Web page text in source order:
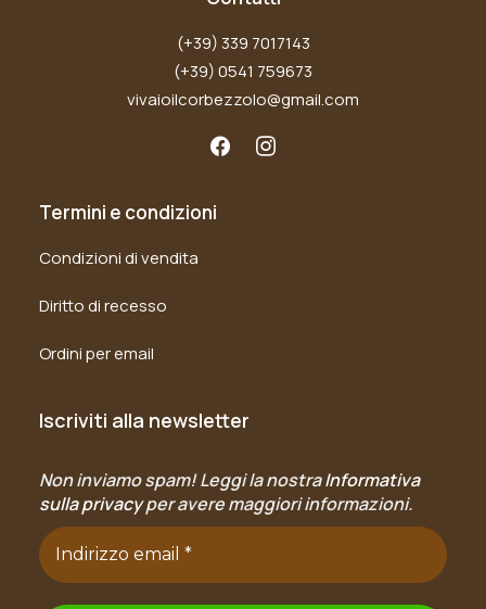
(+39) 339 7017143
(+39) 0541 759673
vivaioilcorbezzolo@gmail.com
Termini e condizioni
Condizioni di vendita
Diritto di recesso
Ordini per email
Iscriviti alla newsletter
Non inviamo spam! Leggi la nostraInformativa
sulla privacyper avere maggiori informazioni.